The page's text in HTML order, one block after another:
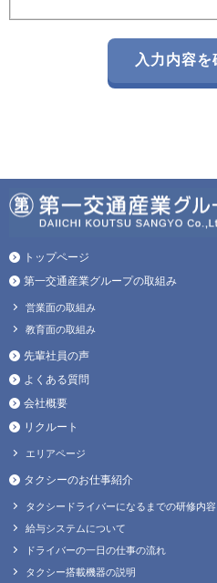
トップページ
第一交通産業グループの取組み
営業面の取組み
教育面の取組み
先輩社員の声
よくある質問
会社概要
リクルート
エリアページ
タクシーのお仕事紹介
タクシードライバーになるまでの研修内容
給与システムについて
ドライバーの一日の仕事の流れ
タクシー搭載機器の説明